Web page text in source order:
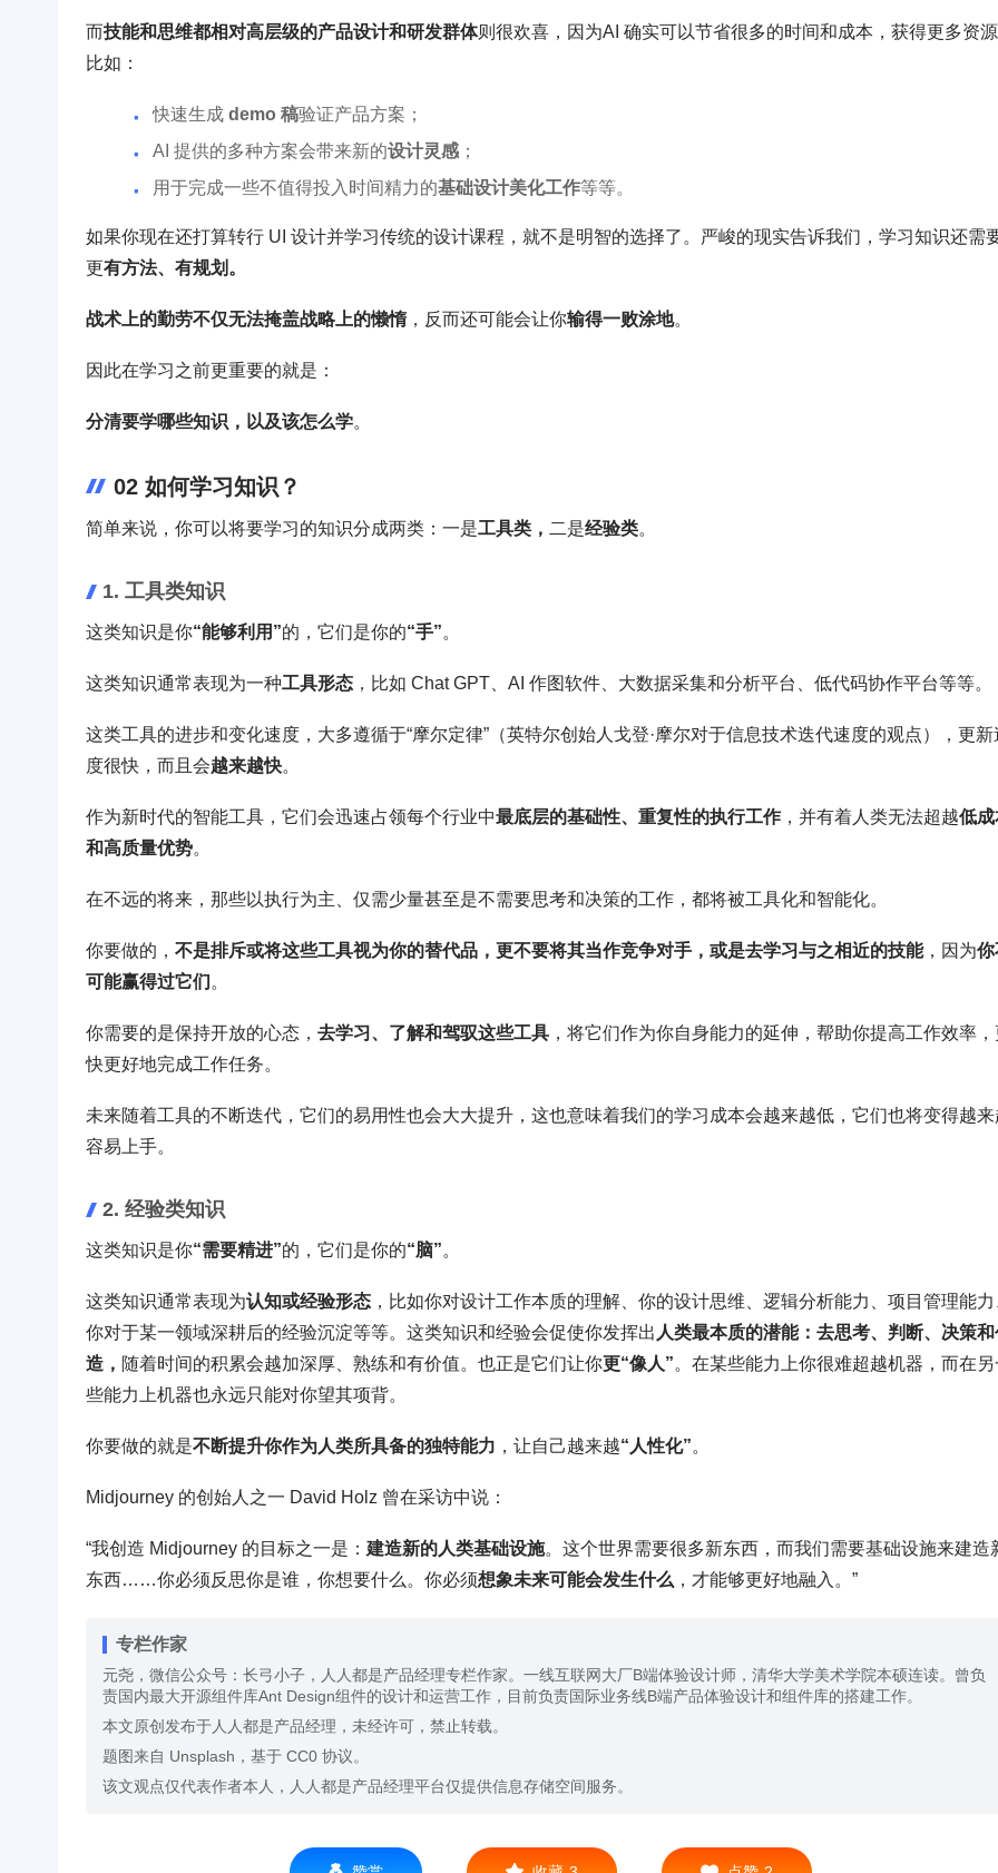
而技能和思维都相对高层级的产品设计和研发群体则很欢喜，因为AI 确实可以节省很多的时间和成本，获得更多资
比如：
快速生成 demo 稿验证产品方案；
AI 提供的多种方案会带来新的设计灵感 ；
用于完成一些不值得投入时间精力的基础设计美化工作等等。
如果你现在还打算转行 UI 设计并学习传统的设计课程，就不是明智的选择了。严峻的现实告诉我们，学习知识还需
更有方法、有规划。
战术上的勤劳不仅无法掩盖战略上的懒惰 ，反而还可能会让你输得一败涂地。
因此在学习之前更重要的就是：
分清要学哪些知识， 以及该怎么学。
02 如何学习知识？
简单来说，你可以将要学习的知识分成两类：一是工具类， 二是经验类。
1. 工具类知识
这类知识是你“能够利用”的，它们是你的“手”。
这类知识通常表现为一种工具形态 ，比如 Chat GPT、AI 作图软件、大数据采集和分析平台、低代码协作平台等等。
这类工具的进步和变化速度，大多遵循于“摩尔定律”（英特尔创始人戈登·摩尔对于信息技术迭代速度的观点），更新
度很快，而且会越来越快。
作为新时代的智能工具，它们会迅速占领每个行业中最底层的基础性、重复性的执行工作，并有着人类无法超越低成
和高质量优势。
在不远的将来，那些以执行为主、仅需少量甚至是不需要思考和决策的工作，都将被工具化和智能化。
你要做的， 不是排斥或将这些工具视为你的替代品，更不要将其当作竞争对手，或是去学习与之相近的技能，因为你
可能赢得过它们 。
你需要的是保持开放的心态， 去学习、了解和驾驭这些工具 ，将它们作为你自身能力的延伸，帮助你提高工作效率
快更好地完成工作任务。
未来随着工具的不断迭代，它们的易用性也会大大提升，这也意味着我们的学习成本会越来越低，它们也将变得越来
容易上手。
2. 经验类知识
这类知识是你“需要精进”的，它们是你的“脑”。
这类知识通常表现为认知或经验形态 ，比如你对设计工作本质的理解、你的设计思维、逻辑分析能力、项目管理能力
你对于某一领域深耕后的经验沉淀等等。这类知识和经验会促使你发挥出 人类最本质的潜能：去思考、判断、决策和
造， 随着时间的积累会越加深厚、熟练和有价值。也正是它们让你更“像人”。在某些能力上你很难超越机器，而在另
些能力上机器也永远只能对你望其项背。
你要做的就是不断提升你作为人类所具备的独特能力 ，让自己越来越“人性化”。
Midjourney 的创始人之一 David Holz 曾在采访中说：
“我创造 Midjourney 的目标之一是： 建造新的人类基础设施。这个世界需要很多新东西，而我们需要基础设施来建造
东西……你必须反思你是谁，你想要什么。你必须想象未来可能会发生什么 ，才能够更好地融入。”
专栏作家
元尧，微信公众号：长弓小子，人人都是产品经理专栏作家。一线互联网大厂B端体验设计师，清华大学美术学院本硕连读。曾负
责国内最大开源组件库Ant Design组件的设计和运营工作，目前负责国际业务线B端产品体验设计和组件库的搭建工作。
本文原创发布于人人都是产品经理，未经许可，禁止转载。
题图来自 Unsplash，基于 CC0 协议。
该文观点仅代表作者本人，人人都是产品经理平台仅提供信息存储空间服务。